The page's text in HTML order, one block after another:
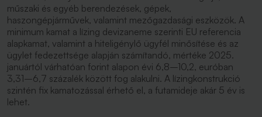
műszaki és egyéb berendezések, gépek,
haszongépjárművek, valamint mezőgazdasági eszközök. A
minimum kamat a lízing devizaneme szerinti EU referencia
alapkamat, valamint a hiteligénylő ügyfél minősítése és az
ügylet fedezettsége alapján számítandó, mértéke 2025.
januártól várhatóan forint alapon évi 6,8–10,2, euróban
3,31–6,7 százalék között fog alakulni. A lízingkonstrukció
szintén fix kamatozással érhető el, a futamideje akár 5 év is
lehet.